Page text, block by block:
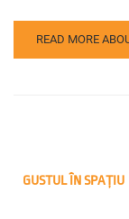
READ MORE
GUSTUL ÎN SPAȚIU